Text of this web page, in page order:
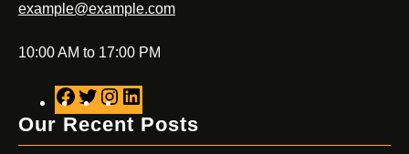
example@example.com
10:00 AM to 17:00 PM
F
a
T
w
n
i
Our Recent Posts